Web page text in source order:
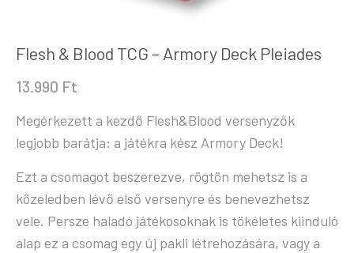
Flesh & Blood TCG – Armory Deck Pleiades
13.990 Ft
Megérkezett a kezdő Flesh&Blood versenyzők
legjobb barátja: a játékra kész Armory Deck!
Ezt a csomagot beszerezve, rögtön mehetsz is a
közeledben lévő első versenyre és benevezhetsz
vele. Persze haladó játékosoknak is tökéletes kiinduló
alap ez a csomag egy új pakli létrehozására, vagy a